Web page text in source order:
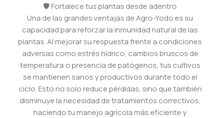
🛡️ Fortalece tus plantas desde adentro
Una de las grandes ventajas de Agro-Yodo es su
capacidad para reforzar la inmunidad natural de las
plantas. Al mejorar su respuesta frente a condiciones
adversas como estrés hídrico, cambios bruscos de
temperatura o presencia de patógenos, tus cultivos
se mantienen sanos y productivos durante todo el
ciclo. Esto no solo reduce pérdidas, sino que también
disminuye la necesidad de tratamientos correctivos,
haciendo tu manejo agrícola más eficiente y